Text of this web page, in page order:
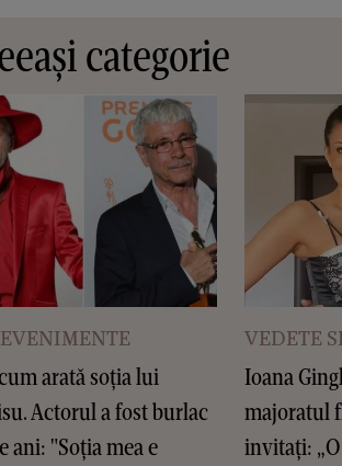
categorie
arată soția lui
Actorul a fost burlac
ani: "Soția mea e
VEDETE
Ioana
majoratul
invitați: